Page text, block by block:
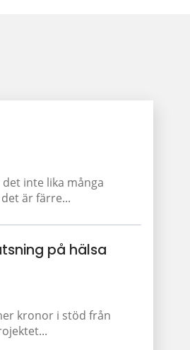
inte lika många
är färre...
på hälsa
kronor i stöd från